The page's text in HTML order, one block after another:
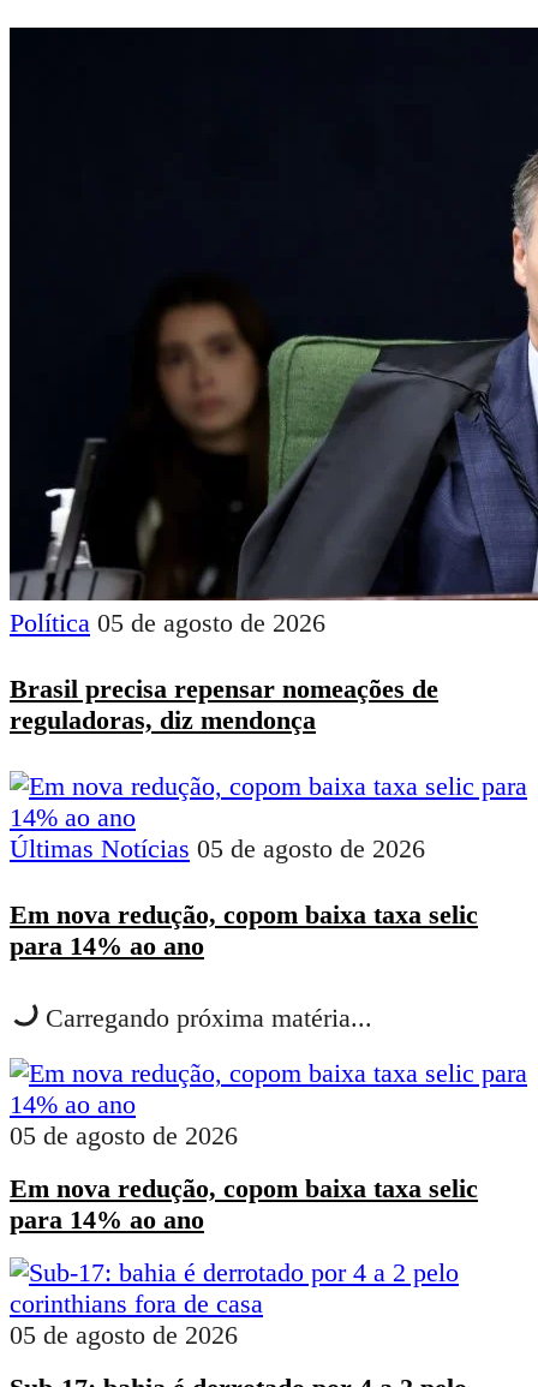
Política 05 de agosto de 2026
Brasil precisa repensar nomeações de
reguladoras, diz mendonça
Últimas Notícias 05 de agosto de 2026
Em nova redução, copom baixa taxa selic
para 14% ao ano
Carregando próxima matéria...
05 de agosto de 2026
Em nova redução, copom baixa taxa selic
para 14% ao ano
05 de agosto de 2026